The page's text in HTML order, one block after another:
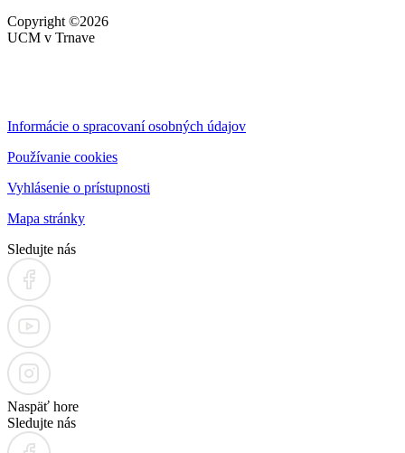
Copyright ©2026
UCM v Trnave
Informácie o spracovaní osobných údajov
Používanie cookies
Vyhlásenie o prístupnosti
Mapa stránky
Sledujte nás
Naspäť hore
Sledujte nás